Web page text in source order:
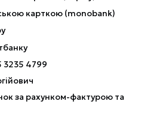
карткою (monobank)
3235 4799
за рахунком-фактурою та